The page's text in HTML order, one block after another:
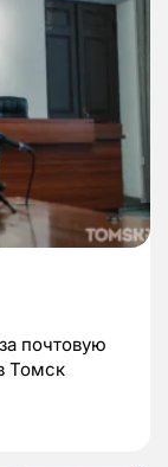
почтовую
Томск